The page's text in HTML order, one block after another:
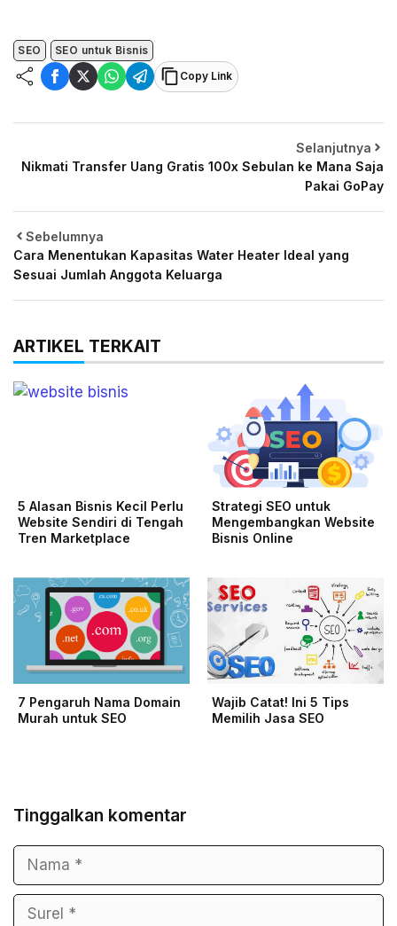
SEO
SEO untuk Bisnis
Copy Link
Sebelumnya
Cara Menentukan Kapasitas Water Heater Ideal yang
Sesuai Jumlah Anggota Keluarga
Selanjutnya
Nikmati Transfer Uang Gratis 100x Sebulan ke Mana Saja
Pakai GoPay
ARTIKEL TERKAIT
5 Alasan Bisnis Kecil Perlu
Website Sendiri di Tengah
Tren Marketplace
Strategi SEO untuk
Mengembangkan Website
Bisnis Online
7 Pengaruh Nama Domain
Murah untuk SEO
Wajib Catat! Ini 5 Tips
Memilih Jasa SEO
Tinggalkan komentar
Nama
Surel